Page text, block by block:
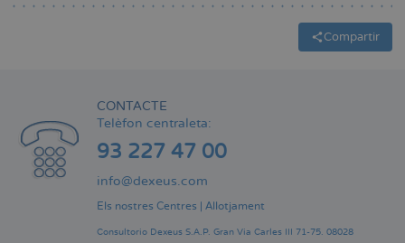
Compartir
CONTACTE
Telèfon centraleta:
93 227 47 00
info@dexeus.com
Els nostres Centres | Allotjament
Consultorio Dexeus S.A.P. Gran Via Carles III 71-75. 08028